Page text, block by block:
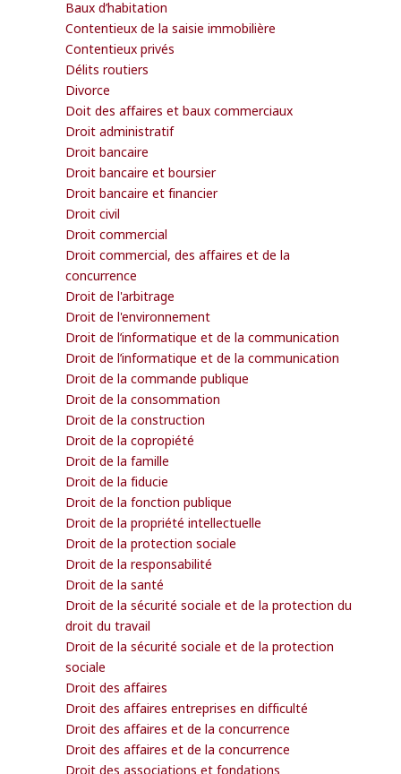
Baux d’habitation
Contentieux de la saisie immobilière
Contentieux privés
Délits routiers
Divorce
Doit des affaires et baux commerciaux
Droit administratif
Droit bancaire
Droit bancaire et boursier
Droit bancaire et financier
Droit civil
Droit commercial
Droit commercial, des affaires et de la
concurrence
Droit de l'arbitrage
Droit de l'environnement
Droit de l’informatique et de la communication
Droit de l’informatique et de la communication
Droit de la commande publique
Droit de la consommation
Droit de la construction
Droit de la copropiété
Droit de la famille
Droit de la fiducie
Droit de la fonction publique
Droit de la propriété intellectuelle
Droit de la protection sociale
Droit de la responsabilité
Droit de la santé
Droit de la sécurité sociale et de la protection du
droit du travail
Droit de la sécurité sociale et de la protection
sociale
Droit des affaires
Droit des affaires entreprises en difficulté
Droit des affaires et de la concurrence
Droit des affaires et de la concurrence
Droit des associations et fondations